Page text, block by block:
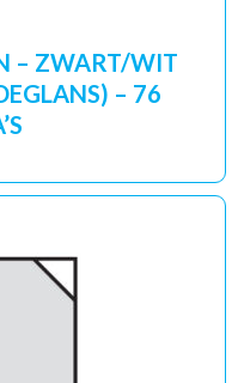
– ZWART/WIT
– 76